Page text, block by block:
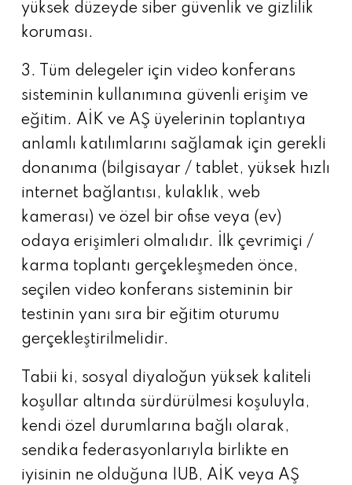
yüksek düzeyde siber güvenlik ve gizlilik
koruması.
3. Tüm delegeler için video konferans
sisteminin kullanımına güvenli erişim ve
eğitim. AİK ve AŞ üyelerinin toplantıya
anlamlı katılımlarını sağlamak için gerekli
donanıma (bilgisayar / tablet, yüksek hızlı
internet bağlantısı, kulaklık, web
kamerası) ve özel bir ofise veya (ev)
odaya erişimleri olmalıdır. İlk çevrimiçi /
karma toplantı gerçekleşmeden önce,
seçilen video konferans sisteminin bir
testinin yanı sıra bir eğitim oturumu
gerçekleştirilmelidir.
Tabii ki, sosyal diyaloğun yüksek kaliteli
koşullar altında sürdürülmesi koşuluyla,
kendi özel durumlarına bağlı olarak,
sendika federasyonlarıyla birlikte en
iyisinin ne olduğuna IUB, AİK veya AŞ